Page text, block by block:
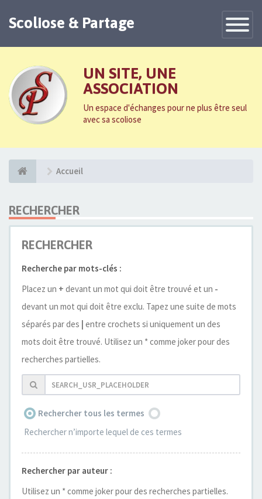
Toggle
Scoliose & Partage
UN SITE, UNE
ASSOCIATION
Un espace d'échanges pour ne plus être seul
avec sa scoliose
Accueil
RECHERCHER
RECHERCHER
Recherche par mots-clés :
Placez un + devant un mot qui doit être trouvé et un -
devant un mot qui doit être exclu. Tapez une suite de mots
séparés par des | entre crochets si uniquement un des
mots doit être trouvé. Utilisez un * comme joker pour des
recherches partielles.
Rechercher tous les termes
Rechercher n’importe lequel de ces termes
Rechercher par auteur :
Utilisez un * comme joker pour des recherches partielles.